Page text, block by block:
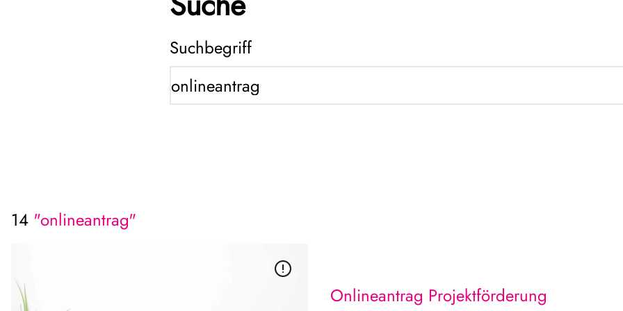
Suchbegriff
14 "onlineantrag"
Onlineantrag Projektförderung